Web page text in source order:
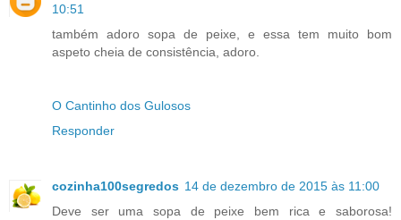
10:51
também adoro sopa de peixe, e essa tem muito bom
aspeto cheia de consistência, adoro.
O Cantinho dos Gulosos
Responder
cozinha100segredos 14 de dezembro de 2015 às 11:00
Deve ser uma sopa de peixe bem rica e saborosa!